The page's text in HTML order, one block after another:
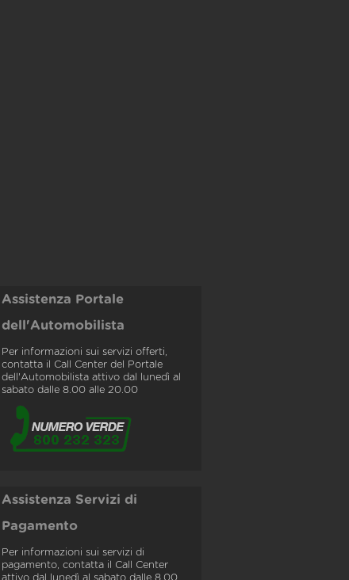
Assistenza Portale
dell'Automobilista
Per informazioni sui servizi offerti,
contatta il Call Center del Portale
dell'Automobilista attivo dal lunedì al
sabato dalle 8.00 alle 20.00
Assistenza Servizi di
Pagamento
Per informazioni sui servizi di
pagamento, contatta il Call Center